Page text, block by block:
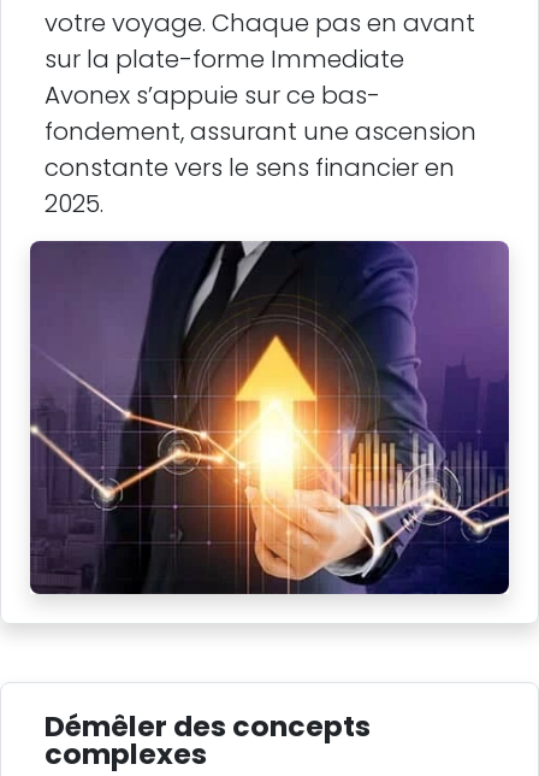
votre voyage. Chaque pas en avant
sur la plate-forme Immediate
Avonex s’appuie sur ce bas-
fondement, assurant une ascension
constante vers le sens financier en
2025.
Démêler des concepts
complexes